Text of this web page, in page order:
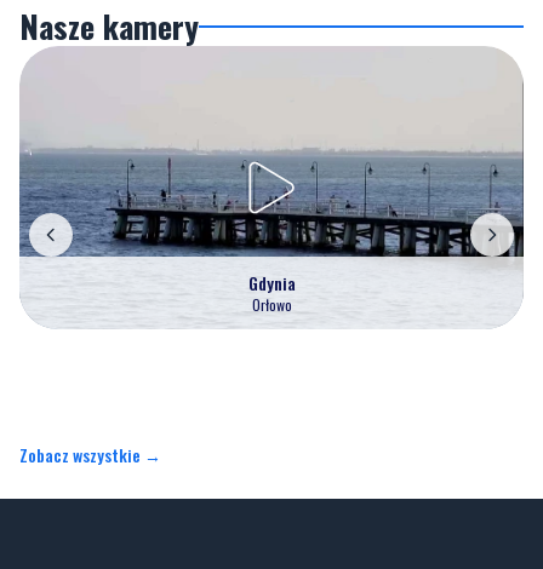
Nasze kamery
Gdynia
Orłowo
Zobacz wszystkie →